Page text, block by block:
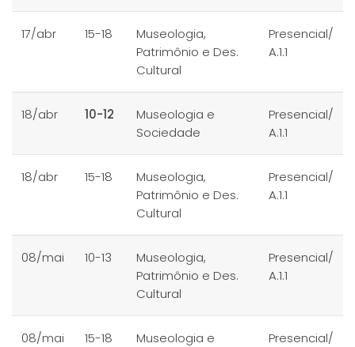
17/abr 15-18
Museologia,
Patrimônio e Des.
Cultural
Presencial/
A.1.1
18/abr 10-12
Museologia e
Sociedade
Presencial/
A.1.1
18/abr 15-18
Museologia,
Patrimônio e Des.
Cultural
Presencial/
A.1.1
08/mai 10-13
Museologia,
Patrimônio e Des.
Cultural
Presencial/
A.1.1
08/mai 15-18
Museologia e
Presencial/